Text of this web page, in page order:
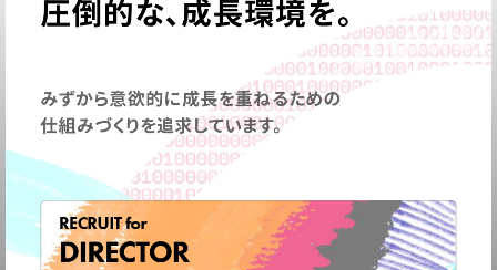
圧倒的な、成長環境を。
みずから意欲的に成長を重ねるための
仕組みづくりを追求しています。
RECRUIT for
DIRECTOR